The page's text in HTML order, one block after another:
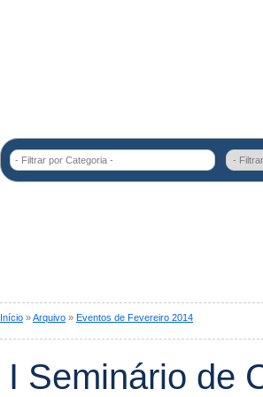
- Filtrar por Categoria -
Início »Arquivo » Eventos de Fevereiro 2014
I Seminário de